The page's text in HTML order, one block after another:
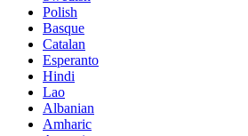
Polish
Basque
Catalan
Esperanto
Hindi
Lao
Albanian
Amharic